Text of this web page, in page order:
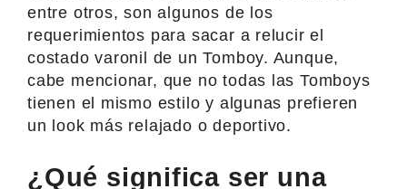
entre otros, son algunos de los
requerimientos para sacar a relucir el
costado varonil de un Tomboy. Aunque,
cabe mencionar, que no todas las Tomboys
tienen el mismo estilo y algunas prefieren
un look más relajado o deportivo.
¿Qué significa ser una